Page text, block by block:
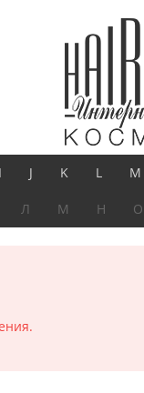
I J K L M
Л М Н О